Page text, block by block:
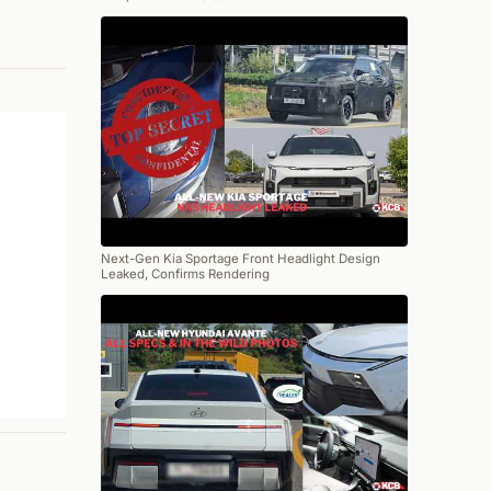
Next-Gen Kia Sportage Front Headlight Design
Leaked, Confirms Rendering